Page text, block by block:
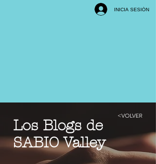
INICIA SESIÓN
<VOLVER
Los Blogs de
SABIO Valley